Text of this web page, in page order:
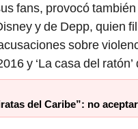
fans, provocó
y de Depp, quien
sobre
y ‘La casa del
del Caribe”: no